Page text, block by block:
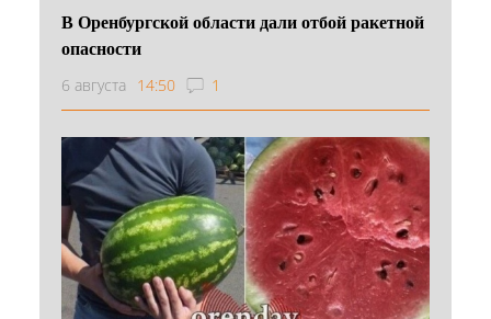
В Оренбургской области дали отбой ракетной
опасности
6 августа 14:50 1